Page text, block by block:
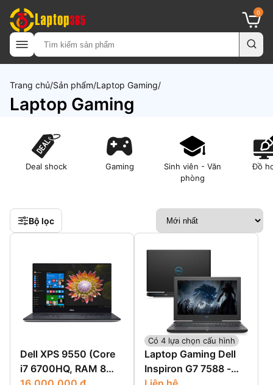
0
Trang chủ Sản phẩm Laptop Gaming
Laptop Gaming
Deal shock Gaming
Sinh viên - Văn
phòng
Đồ
Bộ lọc
Dell XPS 9550 (Core
i7 6700HQ, RAM 8
Có 4 lựa chọn cấu hình
Laptop Gaming Dell
Inspiron G7 7588 -